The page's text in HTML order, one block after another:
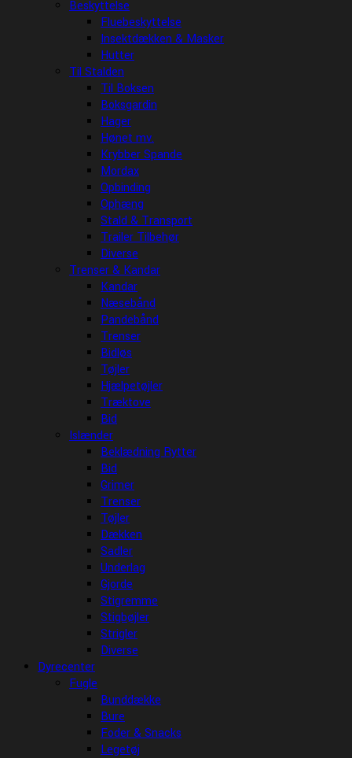
Beskyttelse
Fluebeskyttelse
Insektdækken & Masker
Hutter
Til Stalden
Til Boksen
Boksgardin
Hager
Hønet mv.
Krybber Spande
Mordax
Opbinding
Ophæng
Stald & Transport
Trailer Tilbehør
Diverse
Trenser & Kandar
Kandar
Næsebånd
Pandebånd
Trenser
Bidløs
Tøjler
Hjælpetøjler
Træktove
Bid
Islænder
Beklædning Rytter
Bid
Grimer
Trenser
Tøjler
Dækken
Sadler
Underlag
Gjorde
Stigremme
Stigbøjler
Strigler
Diverse
Dyrecenter
Fugle
Bunddække
Bure
Foder & Snacks
Legetøj